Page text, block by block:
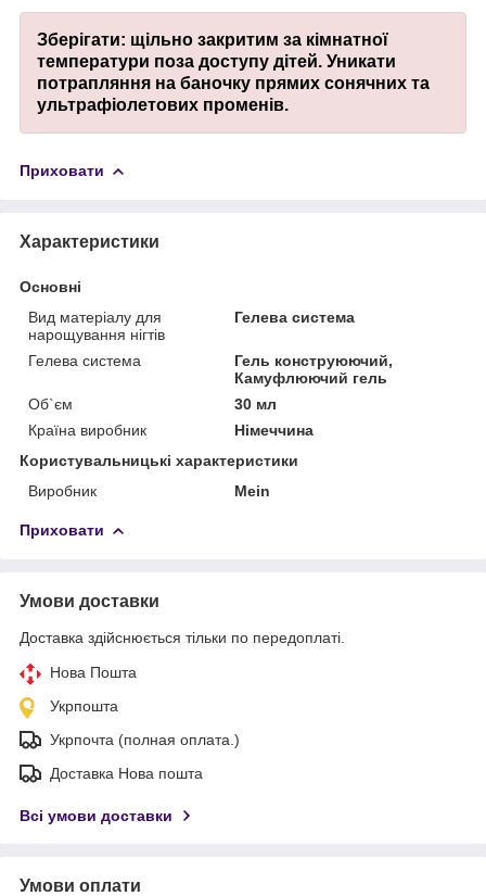
Зберігати: щільно закритим за кімнатної
температури поза доступу дітей. Уникати
потрапляння на баночку прямих сонячних та
ультрафіолетових променів.
Приховати
Характеристики
Основні
Вид матеріалу для
нарощування нігтів
Гелева система
Гелева система
Гель конструюючий,
Камуфлюючий гель
Об`єм
30 мл
Країна виробник
Німеччина
Користувальницькі характеристики
Виробник
Mein
Приховати
Умови доставки
Доставка здійснюється тільки по передоплаті.
Нова Пошта
Укрпошта
Укрпочта (полная оплата.)
Доставка Нова пошта
Всі умови доставки
Умови оплати